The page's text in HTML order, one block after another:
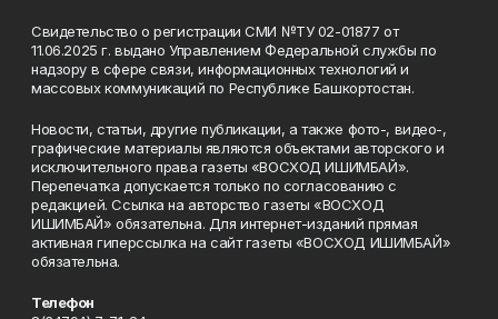
Свидетельство о регистрации СМИ №ТУ 02-01877 от
11.06.2025 г. выдано Управлением Федеральной службы по
надзору в сфере связи, информационных технологий и
массовых коммуникаций по Республике Башкортостан.
Новости, статьи, другие публикации, а также фото-, видео-,
графические материалы являются объектами авторского и
исключительного права газеты «ВОСХОД ИШИМБАЙ».
Перепечатка допускается только по согласованию с
редакцией. Ссылка на авторство газеты «ВОСХОД
ИШИМБАЙ» обязательна. Для интернет-изданий прямая
активная гиперссылка на сайт газеты «ВОСХОД ИШИМБАЙ»
обязательна.
Телефон